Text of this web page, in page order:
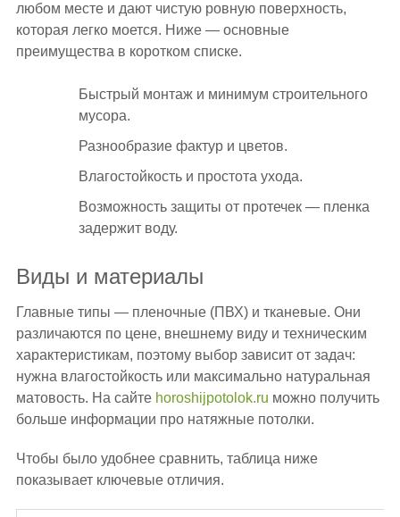
любом месте и дают чистую ровную поверхность,
которая легко моется. Ниже — основные
преимущества в коротком списке.
Быстрый монтаж и минимум строительного
мусора.
Разнообразие фактур и цветов.
Влагостойкость и простота ухода.
Возможность защиты от протечек — пленка
задержит воду.
Виды и материалы
Главные типы — пленочные (ПВХ) и тканевые. Они
различаются по цене, внешнему виду и техническим
характеристикам, поэтому выбор зависит от задач:
нужна влагостойкость или максимально натуральная
матовость. На сайте horoshijpotolok.ru можно получить
больше информации про натяжные потолки.
Чтобы было удобнее сравнить, таблица ниже
показывает ключевые отличия.